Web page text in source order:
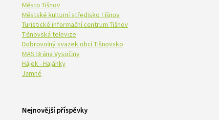
Město Tišnov
Městské kulturní středisko Tišnov
Turistické informační centrum Tišnov
Tišnovská televize
Dobrovolný svazek obcí Tišnovsko
MAS Brána Vysočiny
Hájek - Hajánky
Jamné
Nejnovější příspěvky